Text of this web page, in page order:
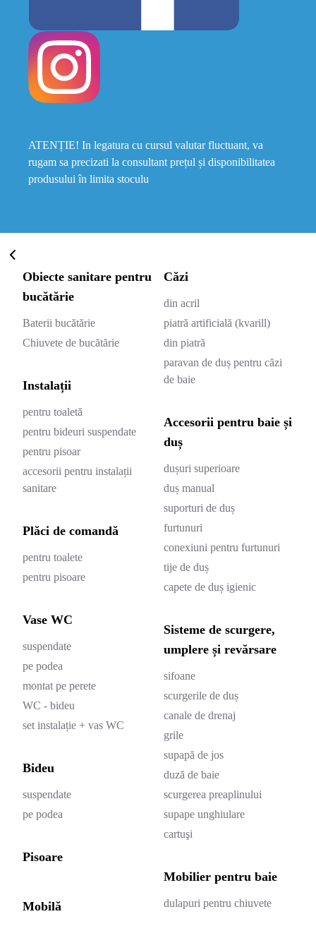
ATENȚIE! In legatura cu cursul valutar fluctuant, va
rugam sa precizati la consultant prețul și disponibilitatea
produsului în limita stoculu
Obiecte sanitare pentru
bucătărie
Baterii bucătărie
Chiuvete de bucătărie
Instalații
pentru toaletă
pentru bideuri suspendate
pentru pisoar
accesorii pentru instalații
sanitare
Plăci de comandă
pentru toalete
pentru pisoare
Vase WC
suspendate
pe podea
montat pe perete
WC - bideu
set instalație + vas WC
Bideu
suspendate
pe podea
Pisoare
Mobilă
Căzi
din acril
piatră artificială (kvarill)
din piatră
paravan de duș pentru căzi
de baie
Accesorii pentru baie și
duș
dușuri superioare
duș manual
suporturi de duș
furtunuri
conexiuni pentru furtunuri
tije de duș
capete de duș igienic
Sisteme de scurgere,
umplere și revărsare
sifoane
scurgerile de duș
canale de drenaj
grile
supapă de jos
duză de baie
scurgerea preaplinului
supape unghiulare
cartuşi
Mobilier pentru baie
dulapuri pentru chiuvete